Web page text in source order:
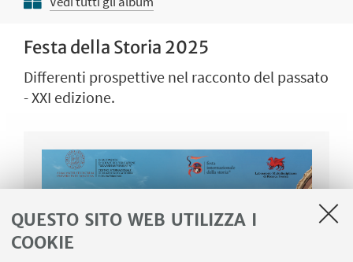
QUESTO SITO WEB UTILIZZA I
COOKIE
Festa della Storia 2025
Differenti prospettive nel racconto del passato
- XXI edizione.